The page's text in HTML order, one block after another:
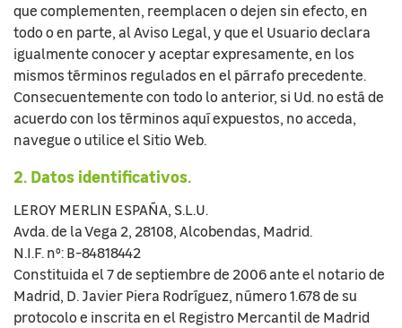
que complementen, reemplacen o dejen sin efecto, en
todo o en parte, al Aviso Legal, y que el Usuario declara
igualmente conocer y aceptar expresamente, en los
mismos términos regulados en el párrafo precedente.
Consecuentemente con todo lo anterior, si Ud. no está de
acuerdo con los términos aquí expuestos, no acceda,
navegue o utilice el Sitio Web.
2. Datos identificativos.
LEROY MERLIN ESPAÑA, S.L.U.
Avda. de la Vega 2, 28108, Alcobendas, Madrid.
N.I.F. nº: B-84818442
Constituida el 7 de septiembre de 2006 ante el notario de
Madrid, D. Javier Piera Rodríguez, número 1.678 de su
protocolo e inscrita en el Registro Mercantil de Madrid